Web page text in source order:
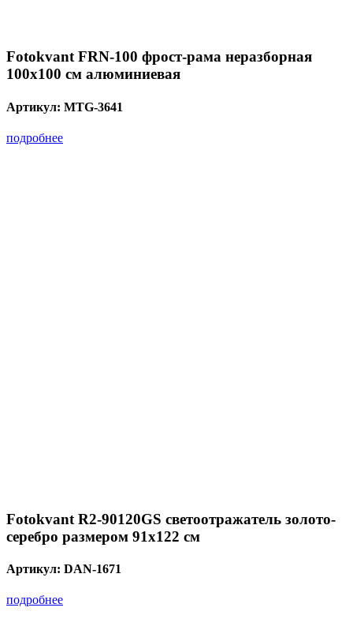
Fotokvant FRN-100 фрост-рама неразборная
100х100 см алюминиевая
Артикул: MTG-3641
подробнее
Fotokvant R2-90120GS светоотражатель золото-
серебро размером 91х122 см
Артикул: DAN-1671
подробнее